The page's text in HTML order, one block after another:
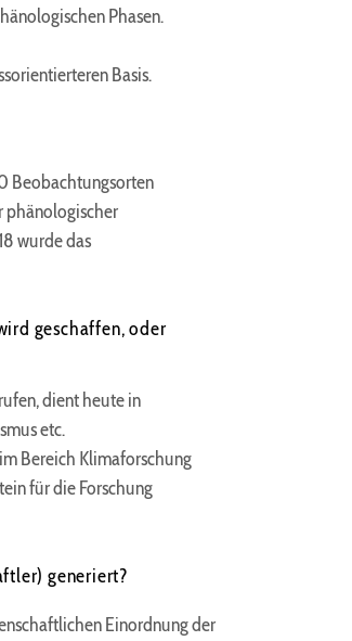
Phasen.
Basis.
Beobachtungsorten
phänologischer
wurde das
geschaffen, oder
dient heute in
etc.
Bereich Klimaforschung
für die Forschung
generiert?
Einordnung der